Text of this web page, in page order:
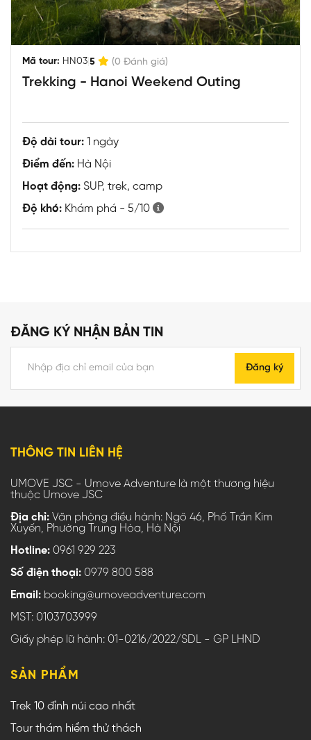
Mã tour: HN03 5 (0 Đánh giá)
Trekking - Hanoi Weekend Outing
Độ dài tour: 1 ngày
Điểm đến: Hà Nội
Hoạt động: SUP, trek, camp
Độ khó: Khám phá - 5/10
ĐĂNG KÝ NHẬN BẢN TIN
Đăng ký
THÔNG TIN LIÊN HỆ
UMOVE JSC - Umove Adventure là một thương hiệu
thuộc Umove JSC
Địa chỉ: Văn phòng điều hành: Ngõ 46, Phố Trần Kim
Xuyến, Phường Trung Hòa, Hà Nội
Hotline: 0961 929 223
Số điện thoại: 0979 800 588
Email: booking@umoveadventure.com
MST: 0103703999
Giấy phép lữ hành: 01-0216/2022/SDL - GP LHND
SẢN PHẨM
Trek 10 đỉnh núi cao nhất
Tour thám hiểm thử thách